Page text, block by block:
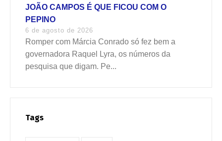
JOÃO CAMPOS É QUE FICOU COM O
PEPINO
6 de agosto de 2026
Romper com Márcia Conrado só fez bem a
governadora Raquel Lyra, os números da
pesquisa que digam. Pe...
Tags